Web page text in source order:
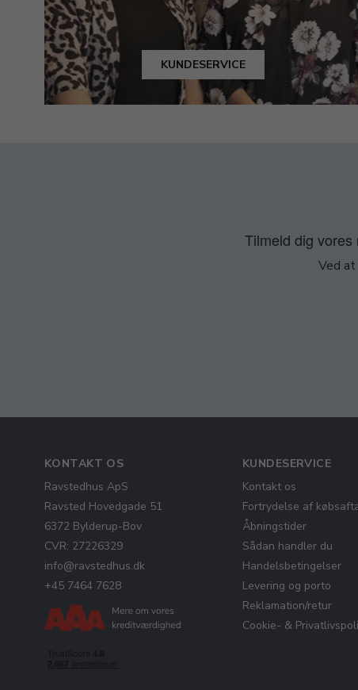
KUNDESERVICE
Tilmeld dig
Ved
KONTAKT OS
Ravstedhus ApS
Ravsted Hovedgade 51
6372 Bylderup-Bov
CVR: 27226329
info@ravstedhus.dk
+45 7464 7628
KUNDESERVICE
Kontakt os
Fortrydelse af
Åbningstider
Sådan handler du
Handelsbetingelser
Levering og porto
Reklamation/retur
Cookie- &